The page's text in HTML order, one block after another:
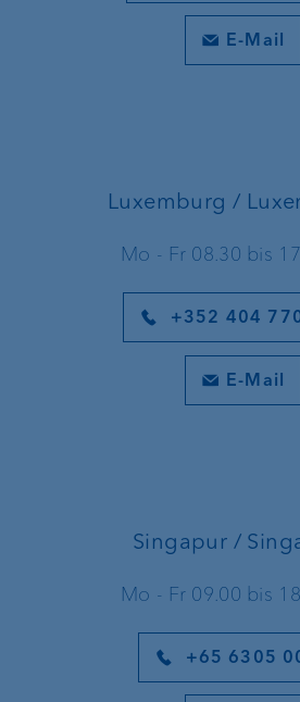
E-Mail
Luxemburg /
Mo - Fr 08.30 bis
+352 404
E-Mail
Singapur /
Mo - Fr 09.00 bis
+65 6305